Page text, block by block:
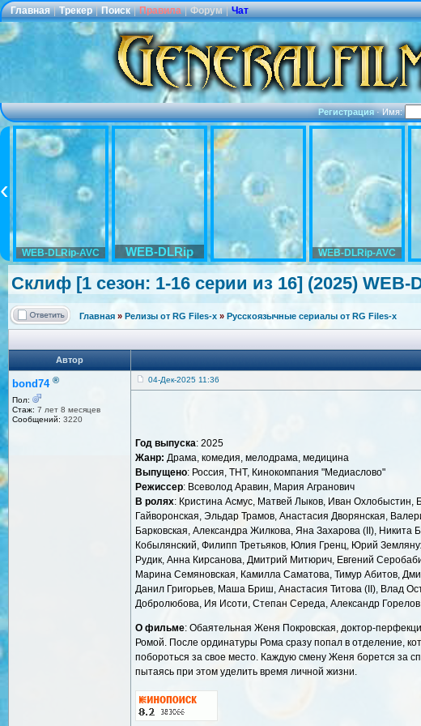
Главная | Трекер | Поиск | Правила | Форум | Чат
Регистрация·Имя:
WEB-DLRip-AVC WEB-DLRip WEB-DLRip-AVC
Склиф [1 сезон: 1-16 серии из 16] (2025) WEB-
Главная » Релизы от RG Files-x » Русскоязычные сериалы от RG Files-x
Автор
bond74 ®
Пол:
Стаж: 7 лет 8 месяцев
Сообщений: 3220
04-Дек-2025 11:36
Год выпуска: 2025
Жанр: Драма, комедия, мелодрама, медицина
Выпущено: Россия, ТНТ, Кинокомпания "Медиаслово"
Режиссер: Всеволод Аравин, Мария Агранович
В ролях: Кристина Асмус, Матвей Лыков, Иван
Гайворонская, Эльдар Трамов, Анастасия Дворянская,
Барковская, Александра Жилкова, Яна Захарова (II),
Кобылянский, Филипп Третьяков, Юлия Гренц, Юрий
Рудик, Анна Кирсанова, Дмитрий Митюрич, Евгений
Марина Семяновская, Камилла Саматова, Тимур Абитов,
Данил Григорьев, Маша Бриш, Анастасия Титова (II), Влад
Добролюбова, Ия Исоти, Степан Середа, Александр Горелов
О фильме: Обаятельная Женя Покровская, доктор-
Ромой. После ординатуры Рома сразу попал в отделение,
побороться за свое место. Каждую смену Женя борется за
пытаясь при этом уделить время личной жизни.